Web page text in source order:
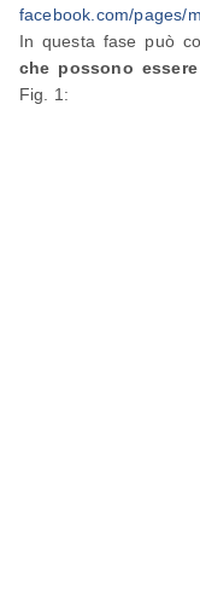
facebook.com/pages/
In questa fase può
che possono
Fig. 1: